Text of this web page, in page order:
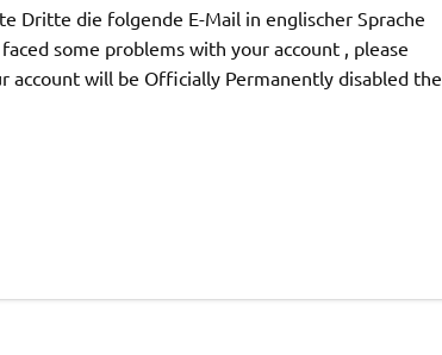
Dritte die folgende E-Mail in englischer Sprache
some problems with your account , please
will be Officially Permanently disabled the